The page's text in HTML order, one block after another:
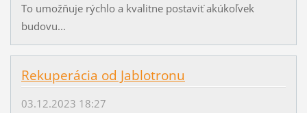
To umožňuje rýchlo a kvalitne postaviť akúkoľvek
budovu...
Rekuperácia od Jablotronu
03.12.2023 18:27